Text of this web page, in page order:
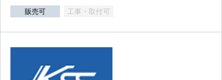
販売可 工事・取付可